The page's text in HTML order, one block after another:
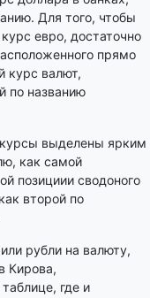
Для того, чтобы
евро, достаточно
прямо
курс валют,
по названию
выделены ярким
как самой
позициии сводоного
второй по
рубли на валюту,
Кирова,
где и